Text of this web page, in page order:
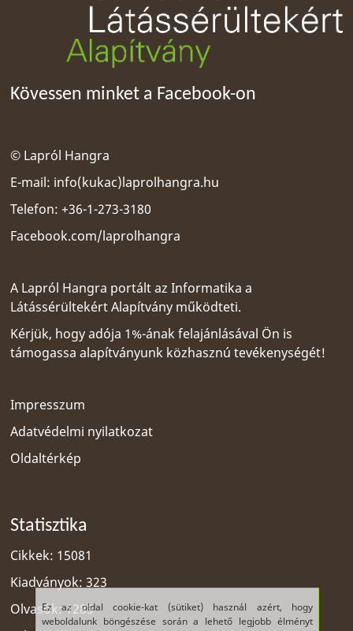
Ez az oldal cookie-kat (sütiket) használ azért, hogy
weboldalunk böngészése során a lehető legjobb élményt
Kövessen minket a Facebook-on
© Lapról Hangra
E-mail: info(kukac)laprolhangra.hu
Telefon: +36-1-273-3180
Facebook.com/laprolhangra
A Lapról Hangra portált azInformatika a
Látássérültekért Alapítvány működteti.
Kérjük, hogy adója 1%-ának felajánlásával Ön is
támogassa alapítványunk közhasznú tevékenységét!
Impresszum
Adatvédelmi nyilatkozat
Oldaltérkép
Statisztika
Cikkek: 15081
Kiadványok: 323
Olvasók: 1285